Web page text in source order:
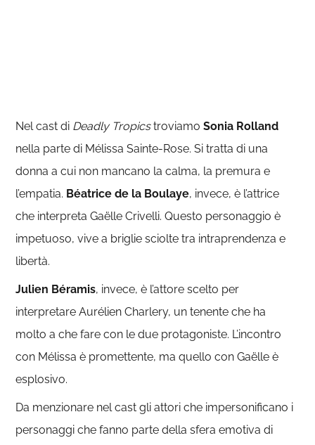
Nel cast di Deadly TropicstroviamoSonia Rolland
nella parte di Mélissa Sainte-Rose. Si tratta di una
donna a cui non mancano la calma, la premura e
l’empatia. Béatrice de la Boulaye, invece, è l’attrice
che interpreta Gaëlle Crivelli. Questo personaggio è
impetuoso, vive a briglie sciolte tra intraprendenza e
libertà.
Julien Béramis, invece, è l’attore scelto per
interpretare Aurélien Charlery, un tenente che ha
molto a che fare con le due protagoniste. L’incontro
con Mélissa è promettente, ma quello con Gaëlle è
esplosivo.
Da menzionare nel cast gli attori che impersonificano i
personaggi che fanno parte della sfera emotiva di